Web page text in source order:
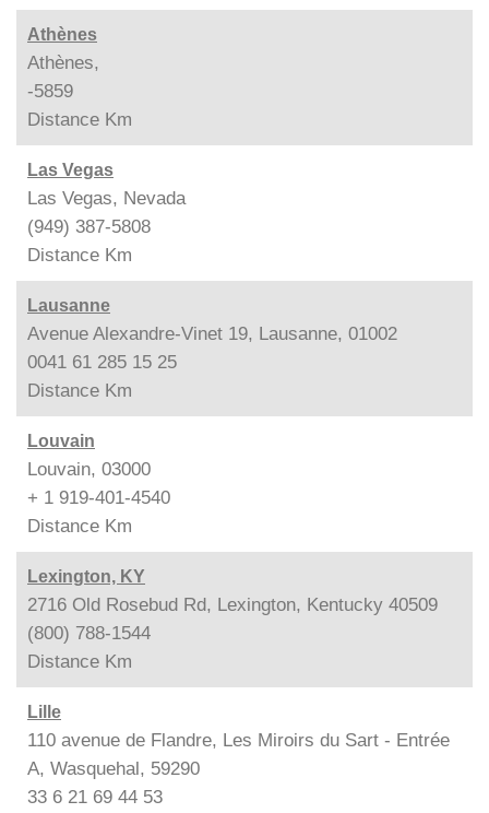
Athènes
Athènes,
-5859
Distance Km
Las Vegas
Las Vegas, Nevada
(949) 387-5808
Distance Km
Lausanne
Avenue Alexandre-Vinet 19, Lausanne, 01002
0041 61 285 15 25
Distance Km
Louvain
Louvain, 03000
+ 1 919-401-4540
Distance Km
Lexington, KY
2716 Old Rosebud Rd, Lexington, Kentucky 40509
(800) 788-1544
Distance Km
Lille
110 avenue de Flandre, Les Miroirs du Sart - Entrée
A, Wasquehal, 59290
33 6 21 69 44 53